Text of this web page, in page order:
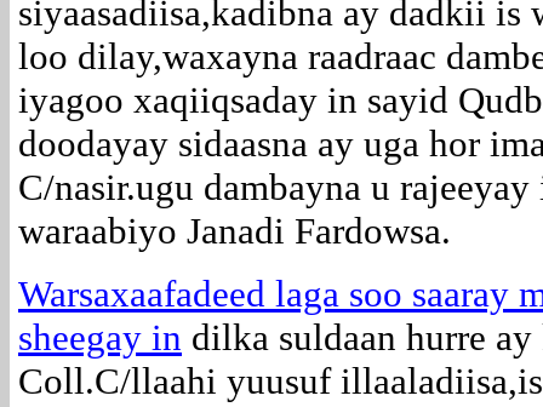
siyaasadiisa,kadibna ay dadkii is
loo dilay,waxayna raadraac
iyagoo xaqiiqsaday in sayid
doodayay sidaasna ay uga hor
C/nasir.ugu dambayna u
waraabiyo Janadi Fardowsa.
Warsaxaafadeed laga soo saaray
sheegay in dilka suldaan hurre ay
Coll.C/llaahi yuusuf